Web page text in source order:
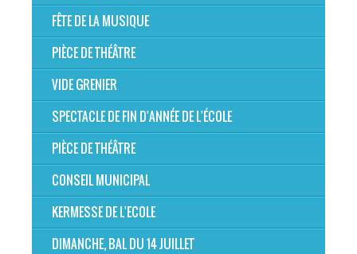
FÊTE DE LA MUSIQUE
PIÈCE DE THÉÂTRE
VIDE GRENIER
SPECTACLE DE FIN D'ANNÉE DE L'ÉCOLE
PIÈCE DE THÉÂTRE
CONSEIL MUNICIPAL
KERMESSE DE L'ECOLE
DIMANCHE, BAL DU 14 JUILLET